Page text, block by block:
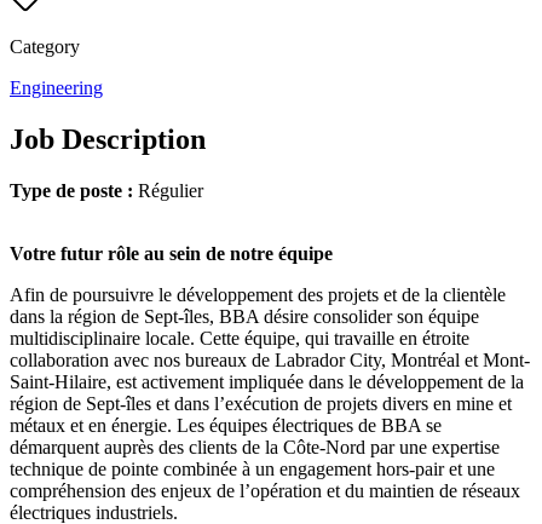
Category
Engineering
Job Description
Type de poste : Régulier
Votre futur rôle au sein de notre équipe
Afin de poursuivre le développement des projets et de la clientèle
dans la région de Sept-îles, BBA désire consolider son équipe
multidisciplinaire locale. Cette équipe, qui travaille en étroite
collaboration avec nos bureaux de Labrador City, Montréal et Mont-
Saint-Hilaire, est activement impliquée dans le développement de la
région de Sept-îles et dans l’exécution de projets divers en mine et
métaux et en énergie. Les équipes électriques de BBA se
démarquent auprès des clients de la Côte-Nord par une expertise
technique de pointe combinée à un engagement hors-pair et une
compréhension des enjeux de l’opération et du maintien de réseaux
électriques industriels.